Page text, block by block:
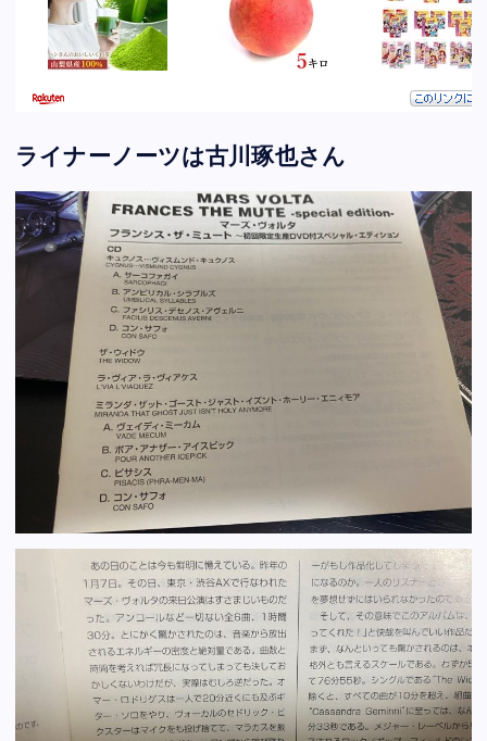
ライナーノーツは古川琢也さん